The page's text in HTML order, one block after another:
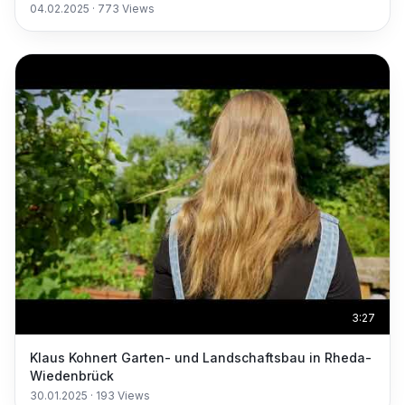
04.02.2025 · 773 Views
3:27
Klaus Kohnert Garten- und Landschaftsbau in Rheda-
Wiedenbrück
30.01.2025 · 193 Views